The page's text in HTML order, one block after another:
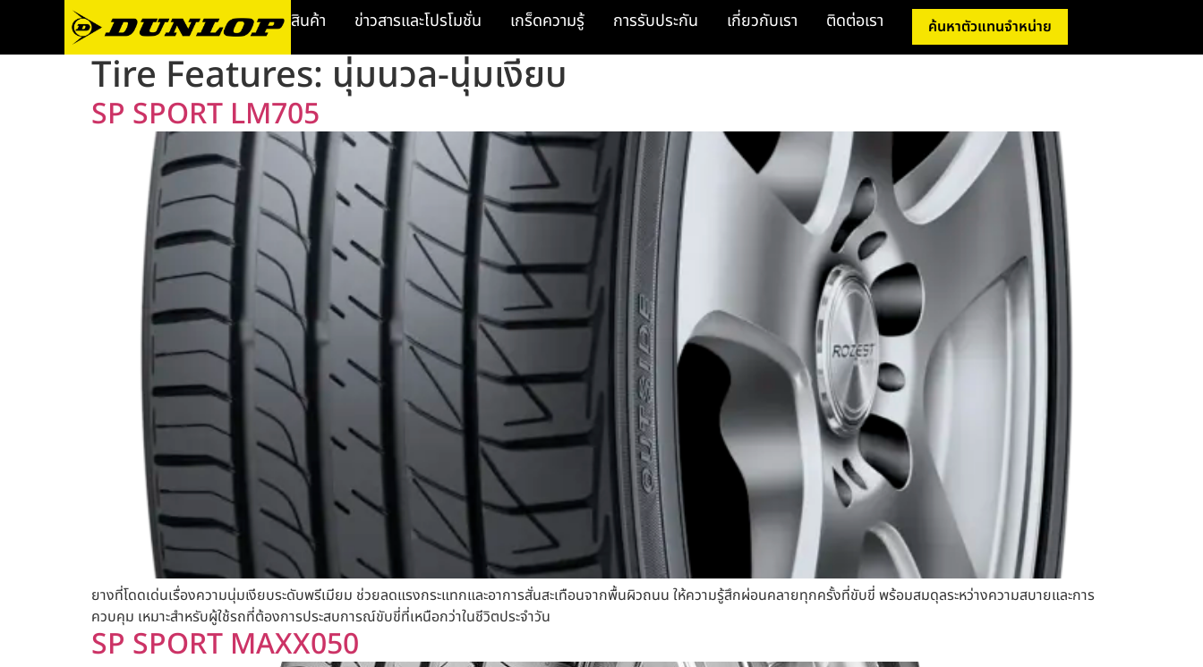
สินค้า ข่าวสารและโปรโมชั่น เกร็ดความรู้ การรับประกัน เกี่ยวกับเรา ติดต่อเรา ค้นหาตัวแทนจำหน่าย
Tire Features: นุ่มนวล-นุ่มเงียบ
SP SPORT LM705
ยางที่โดดเด่นเรื่องความนุ่มเงียบระดับพรีเมียม ช่วยลดแรงกระแทกและอาการสั่นสะเทือนจากพื้นผิวถนน ให้ความรู้สึกผ่อนคลายทุกครั้งที่ขับขี่ พร้อมสมดุลระหว่างความสบายและการ
ควบคุม เหมาะสำหรับผู้ใช้รถที่ต้องการประสบการณ์ขับขี่ที่เหนือกว่าในชีวิตประจำวัน
SP SPORT MAXX050